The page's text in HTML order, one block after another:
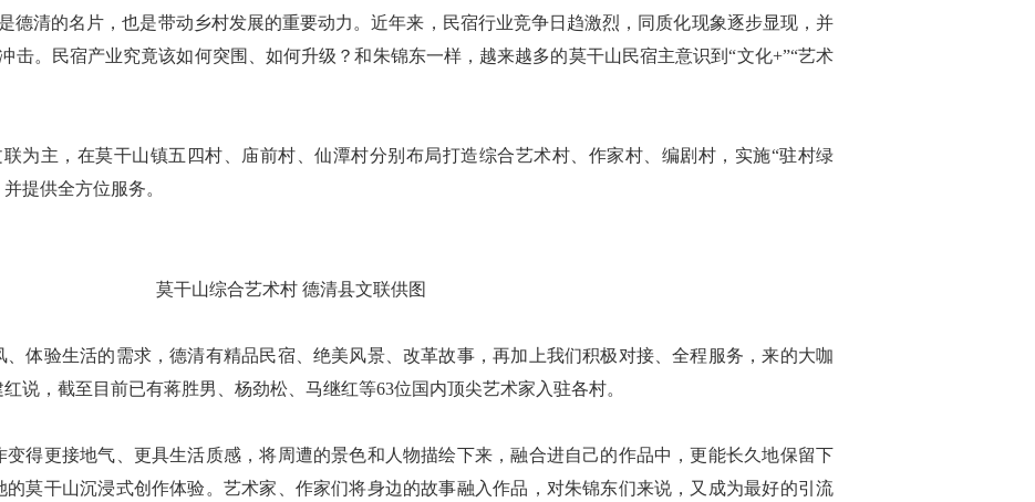
清的名片，也是带动乡村发展的重要动力。近年来，民宿行业竞争日趋激烈，同质化现象逐步显现，并
击。民宿产业究竟该如何突围、如何升级？和朱锦东一样，越来越多的莫干山民宿主意识到“文化+”“艺术
主，在莫干山镇五四村、庙前村、仙潭村分别布局打造综合艺术村、作家村、编剧村，实施“驻村绿
提供全方位服务。
莫干山综合艺术村 德清县文联供图
验生活的需求，德清有精品民宿、绝美风景、改革故事，再加上我们积极对接、全程服务，来的大咖
说，截至目前已有蒋胜男、杨劲松、马继红等63位国内顶尖艺术家入驻各村。
更接地气、更具生活质感，将周遭的景色和人物描绘下来，融合进自己的作品中，更能长久地保留下
的莫干山沉浸式创作体验。艺术家、作家们将身边的故事融入作品，对朱锦东们来说，又成为最好的引流